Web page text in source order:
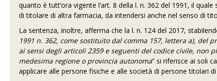
quanto è tutt’ora vigente l’art. 8 della l. n. 362 del 1991, il
di titolare di altra farmacia, da intendersi anche nel senso di
La sentenza, inoltre, afferma che la l. n. 124 del 2017,
1991 n. 362, come sostituito dal comma 157, lettera a),
ai sensi degli articoli 2359 e seguenti del codice civile,
medesima regione o provincia autonoma” si riferisce ai soli
applicare alle persone fisiche e alle società di persone titolari